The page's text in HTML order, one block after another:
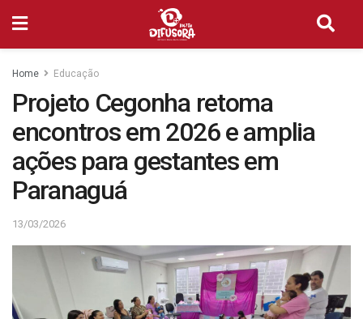
Home Educação
Projeto Cegonha retoma
encontros em 2026 e amplia
ações para gestantes em
Paranaguá
13/03/2026